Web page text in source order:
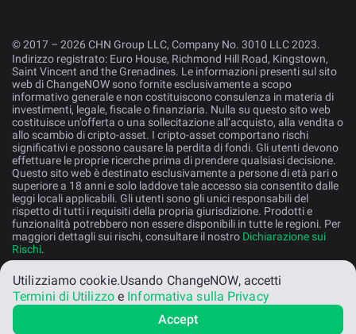
© 2017 – 2026 CHN Group LLC, Company No. 3010 LLC 2023.
Indirizzo registrato: Euro House, Richmond Hill Road, Kingstown,
Saint Vincent and the Grenadines. Le informazioni presenti sul sito
web di ChangeNOW sono fornite esclusivamente a scopo
informativo generale e non costituiscono consulenza in materia di
investimenti, legale, fiscale o finanziaria. Nulla su questo sito web
costituisce un’offerta o una sollecitazione all’acquisto, alla vendita o
allo scambio di cripto-asset. I cripto-asset comportano rischi
significativi e possono causare la perdita di fondi. Gli utenti devono
effettuare le proprie ricerche prima di prendere qualsiasi decisione.
Questo sito web è destinato esclusivamente a persone di età pari o
superiore a 18 anni e solo laddove tale accesso sia consentito dalle
leggi locali applicabili. Gli utenti sono gli unici responsabili del
rispetto di tutti i requisiti della propria giurisdizione. Prodotti e
funzionalità potrebbero non essere disponibili in tutte le regioni. Per
maggiori dettagli sui rischi, consultare il nostro Dichiarazione sui
Rischi.
Italiano
Utilizziamo cookie.Usando ChangeNOW, accetti
Termini di Utilizzoe Informativa sulla Privacy
Accept